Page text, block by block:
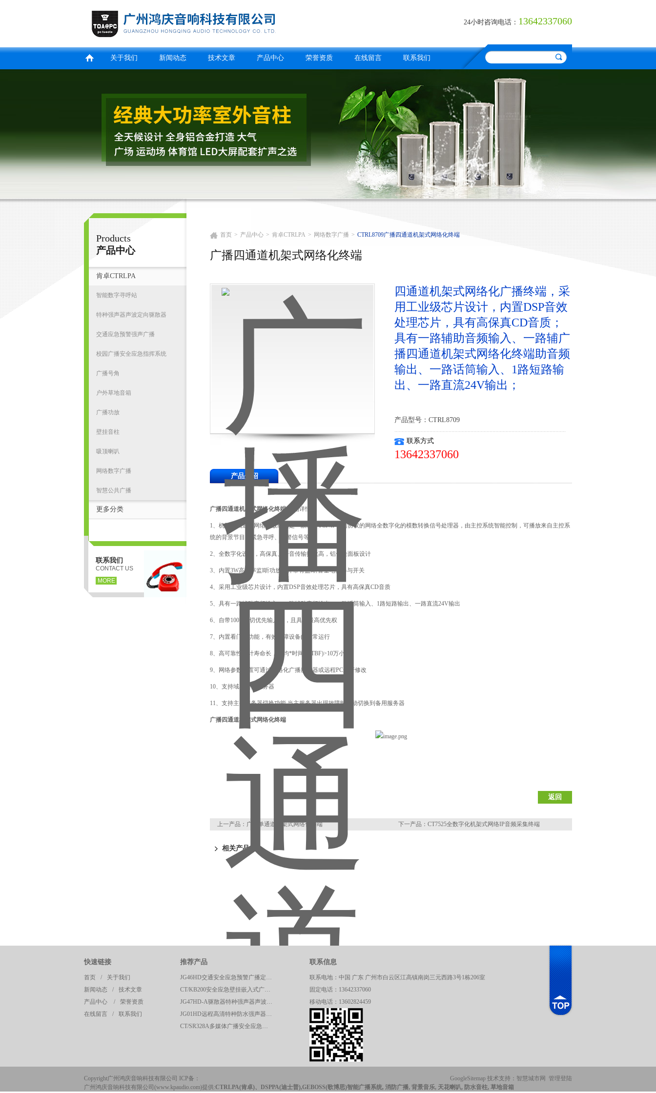
广州鸿庆音响科技有限公司
24小时咨询电话： 13642337060
关于我们 新闻动态 技术文章 产品中心 荣誉资质 在线留言 联系我们
Products
产品中心
肯卓CTRLPA
智能数字寻呼站
特种强声器声波定向驱散器
交通应急预警强声广播
校园广播安全应急指挥系统
广播号角
户外草地音箱
广播功放
壁挂音柱
吸顶喇叭
网络数字广播
智慧公共广播
更多分类
联系我们
CONTACT US
MORE
首页 > 产品中心 > 肯卓CTRLPA > 网络数字广播 > CTRL8709广播四通道机架式网络化终端
广播四通道机架式网络化终端
四通道机架式网络化广播终端，采
用工业级芯片设计，内置DSP音效
处理芯片，具有高保真CD音质；
具有一路辅助音频输入、一路辅广
播四通道机架式网络化终端助音频
输出、一路话筒输入、1路短路输
出、一路直流24V输出；
产品型号：CTRL8709
联系方式
13642337060
产品介绍
广播四通道机架式网络化终端产品详情
1、机架式四通道网络播放终端是一款基于TCP/IP传输协议的网络全数字化的模数转换信号处理器，由主控系统智能控制，可播放来自主控系
统的背景节目、紧急寻呼、告警信号等
2、全数字化设计，高保真、语音传输指数高，铝合金面板设计
3、内置3W高效率监l听功放，并带有监l听音量电位器与开关
4、采用工业级芯片设计，内置DSP音效处理芯片，具有高保真CD音质
5、具有一路辅助音频输入、一路辅助音频输出、一路话筒输入、1路短路输出、一路直流24V输出
6、自带100V强切优先输入口，且具有最高优先权
7、内置看门狗功能，有效保障设备的正常运行
8、高可靠性设计寿命长，平均*时间(MTBF)>10万小时
9、网络参数配置可通过网络化广播服务器或远程PC进行修改
10、支持域名连接服务器
11、支持主备服务器切换功能,当主服务器出现故障时自动切换到备用服务器
广播四通道机架式网络化终端
返回
上一产品： 广播单通道机架式网络化终端 下一产品： CT7525全数字化机架式网络IP音频采集终端
相关产品
快速链接
首页 /
关于我们
新闻动态
/
技术文章
产品中心
/
荣誉资质
在线留言
/ 联系我们
推荐产品
JG46HD交通安全应急预警广播定向高清强声器
CT/KB200安全应急壁挂嵌入式广播呼叫控制主机
JG47HD-A驱散器特种强声器声波定向驱散器应急预警系统
JG01HD远程高清特种防水强声器校园广播应急系统
CT/SR328A多媒体广播安全应急声波驱散系统控制主机
联系信息
联系电地：中国 广东 广州市白云区江高镇南岗三元西路3号1栋206室
固定电话：13642337060
移动电话：13602824459
Copyright广州鸿庆音响科技有限公司 ICP备： GoogleSitemap 技术支持： 智慧城市网
管理登陆
广州鸿庆音响科技有限公司(www.kpaudio.com)提供:CTRLPA(肯卓)、DSPPA(迪士普),GEBOSS(歌博思)智能广播系统, 消防广播, 背景音乐, 天花喇叭, 防水音柱, 草地音箱